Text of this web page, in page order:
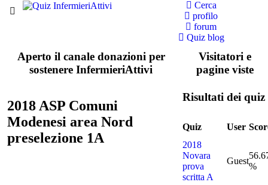
Cerca
profilo
forum
Quiz blog
Aperto il canale donazioni per
sostenere InfermieriAttivi
2018 ASP Comuni
Modenesi area Nord
preselezione 1A
Visitatori e
pagine viste
Risultati dei quiz
Quiz User
2018
Novara
prova
scritta A
Guest
%